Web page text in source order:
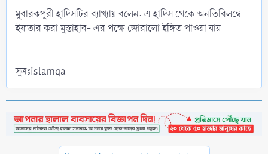
মুবারকপুরী হাদিসটির ব্যাখ্যায় বলেন: এ হাদিস থেকে অনতিবিলম্বে
ইফতার করা মুস্তাহাব- এর পক্ষে জোরালো ইঙ্গিত পাওয়া যায়।
সুত্রঃislamqa